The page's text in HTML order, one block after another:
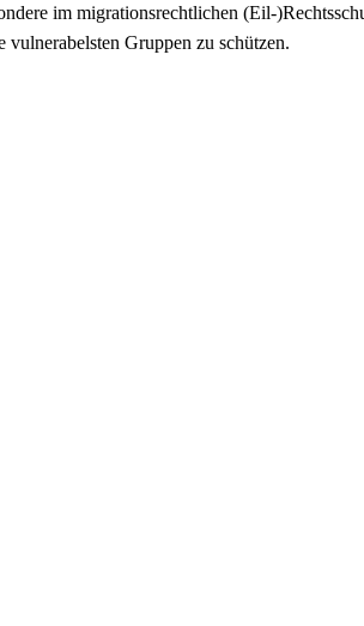
im migrationsrechtlichen (Eil-
vulnerabelsten Gruppen zu schützen.